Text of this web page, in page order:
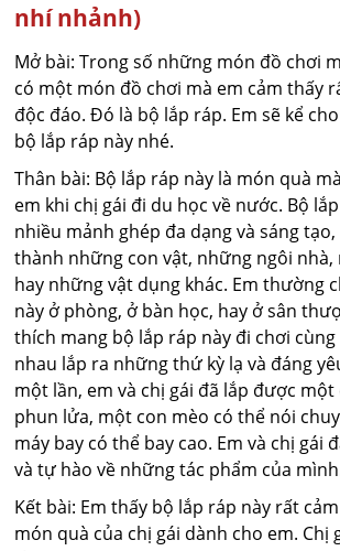
nhí nhảnh)
Mở bài: Trong số những món đồ chơi
có một món đồ chơi mà em cảm thấy
độc đáo. Đó là bộ lắp ráp. Em sẽ kể
bộ lắp ráp này nhé.
Thân bài: Bộ lắp ráp này là món quà
em khi chị gái đi du học về nước. Bộ
nhiều mảnh ghép đa dạng và sáng
thành những con vật, những ngôi nhà,
hay những vật dụng khác. Em thường
này ở phòng, ở bàn học, hay ở sân
thích mang bộ lắp ráp này đi chơi cùng
nhau lắp ra những thứ kỳ lạ và đáng
một lần, em và chị gái đã lắp được
phun lửa, một con mèo có thể nói
máy bay có thể bay cao. Em và chị gái
và tự hào về những tác phẩm của
Kết bài: Em thấy bộ lắp ráp này rất
món quà của chị gái dành cho em. Chị